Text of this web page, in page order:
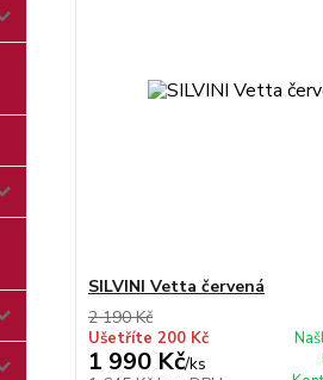
SILVINI Vetta červená
2 190 Kč
Ušetříte 200 Kč
1 990 Kč/ks